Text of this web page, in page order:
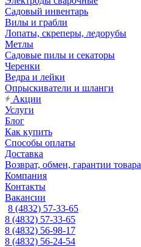
Садовый инвентарь
Вилы и грабли
Лопаты, скреперы, ледорубы
Метлы
Садовые пилы и секаторы
Черенки
Ведра и лейки
Опрыскиватели и шланги
Акции
Услуги
Блог
Как купить
Способы оплаты
Доставка
Возврат, обмен, гарантии товара
Компания
Контакты
Вакансии
8 (4832) 57-33-65
8 (4832) 57-33-65
8 (4832) 56-98-17
8 (4832) 56-24-54